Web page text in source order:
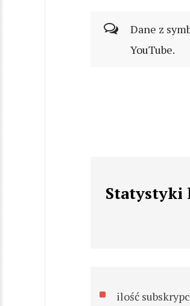
Dane z
YouTube.
Statystyki
ilość